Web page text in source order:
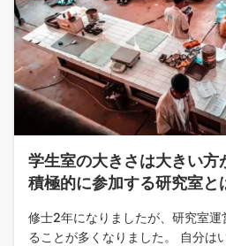
学生室の大きさは大きい
積極的に参加する研究室と
修士2年になりましたが、研究室運
ることが多くなりました。 自分は